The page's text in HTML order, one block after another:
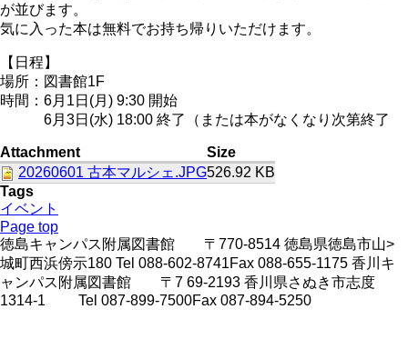
が並びます。
気に入った本は無料でお持ち帰りいただけます。
【日程】
場所：図書館1F
時間：6月1日(月) 9:30 開始
6月3日(水) 18:00 終了（または本がなくなり次第終了
Attachment
Size
20260601 古本マルシェ.JPG526.92 KB
Tags
イベント
Page top
徳島キャンパス附属図書館 〒770-8514 徳島県徳島市山>
城町西浜傍示180 Tel 088-602-8741Fax 088-655-1175 香川キ
ャンパス附属図書館 〒7 69-2193 香川県さぬき市志度
1314-1 Tel 087-899-7500Fax 087-894-5250